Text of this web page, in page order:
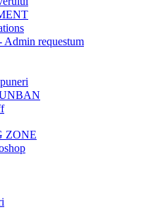
requestum
ZONE